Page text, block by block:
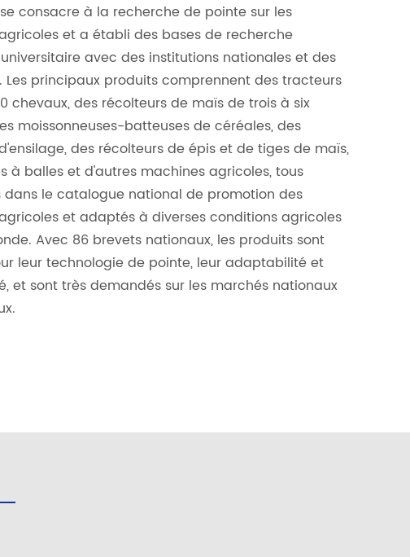
consacre à la recherche de pointe sur les
et a établi des bases de recherche
avec des institutions nationales et des
Les principaux produits comprennent des tracteurs
chevaux, des récolteurs de maïs de trois à six
moissonneuses-batteuses de céréales, des
des récolteurs de épis et de tiges de maïs,
à balles et d'autres machines agricoles, tous
dans le catalogue national de promotion des
et adaptés à diverses conditions agricoles
Avec 86 brevets nationaux, les produits sont
leur technologie de pointe, leur adaptabilité et
et sont très demandés sur les marchés nationaux